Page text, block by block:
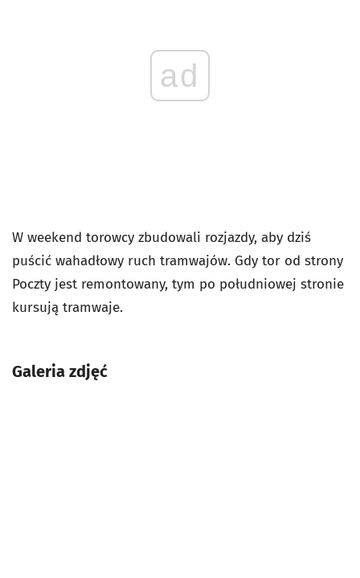
ad
W weekend torowcy zbudowali rozjazdy, aby dziś
puścić wahadłowy ruch tramwajów. Gdy tor od strony
Poczty jest remontowany, tym po południowej stronie
kursują tramwaje.
Galeria zdjęć